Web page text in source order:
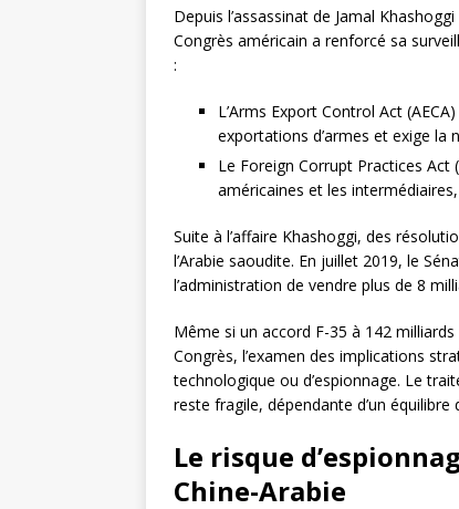
Depuis l’assassinat de Jamal
Congrès américain a renforcé sa
:
L’Arms Export Control Act
exportations d’armes et exige la
Le Foreign Corrupt Practices Act
américaines et les
Suite à l’affaire Khashoggi, des
l’Arabie saoudite. En juillet 2019, le
l’administration de vendre plus de 8
Même si un accord F-35 à 142
Congrès, l’examen des implications
technologique ou d’espionnage. Le
reste fragile, dépendante d’un
Le risque
Chine-Arabie